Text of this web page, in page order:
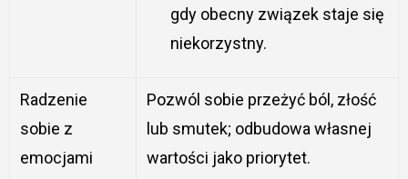
gdy obecny związek staje się
niekorzystny.
Radzenie
sobie z
emocjami
Pozwól sobie przeżyć ból, złość
lub smutek; odbudowa własnej
wartości jako priorytet.